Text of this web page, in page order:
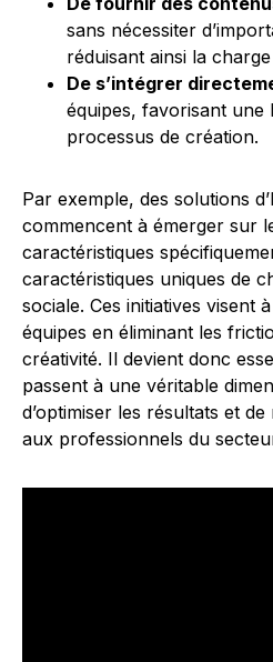
sans nécessiter
réduisant ainsi la
De s’intégrer
équipes, favorisant une
processus de création.
Par exemple, des solutions
commencent à émerger sur
caractéristiques
caractéristiques uniques de
sociale. Ces initiatives visent
équipes en éliminant les
créativité. Il devient donc
passent à une véritable
d’optimiser les résultats et
aux professionnels du